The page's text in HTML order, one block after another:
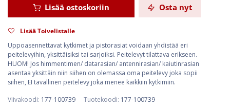
Lisää ostoskoriin Osta nyt
Lisää Toivelistalle
Uppoasennettavat kytkimet ja pistorasiat voidaan yhdistää eri
peitelevyihin, yksittäisiksi tai sarjoiksi. Peitelevyt tilattava erikseen.
HUOM! Jos himmentimen/ datarasian/ antennirasian/ kaiutinrasian
asentaa yksittäin niin siihen on olemassa oma peitelevy joka sopii
siihen, EI tavallinen peitelevy joka menee kaikkiin kytkimiin.
Viivakoodi: 177-100739 Tuotekoodi: 177-100739